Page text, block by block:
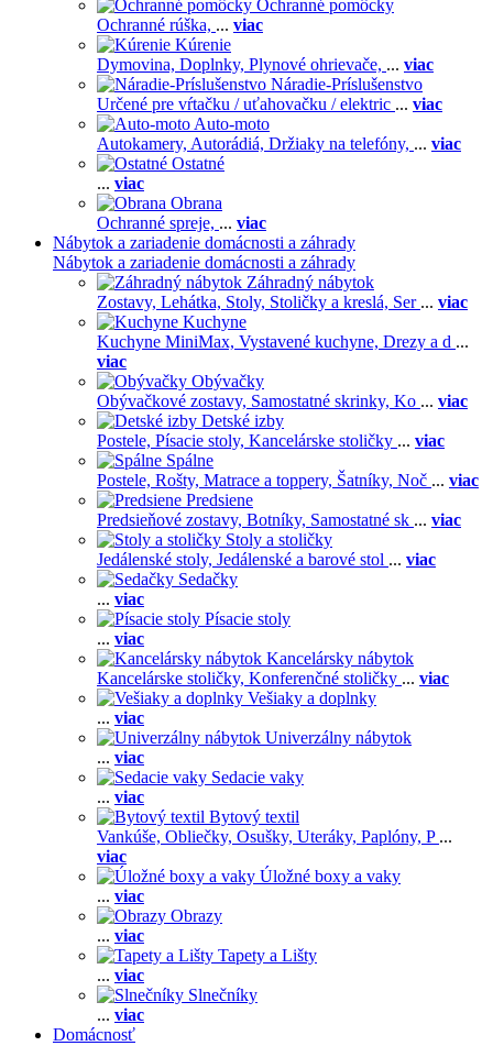
Ochranné pomôcky
Ochranné rúška, ... viac
Kúrenie
Dymovina, Doplnky, Plynové ohrievače, ... viac
Náradie-Príslušenstvo
Určené pre vŕtačku / uťahovačku / elektric ... viac
Auto-moto
Autokamery, Autorádiá, Držiaky na telefóny, ... viac
Ostatné
... viac
Obrana
Ochranné spreje, ... viac
Nábytok a zariadenie domácnosti a záhrady
Nábytok a zariadenie domácnosti a záhrady
Záhradný nábytok
Zostavy, Lehátka, Stoly, Stoličky a kreslá, Ser ... viac
Kuchyne
Kuchyne MiniMax, Vystavené kuchyne, Drezy a d ...
viac
Obývačky
Obývačkové zostavy, Samostatné skrinky, Ko ... viac
Detské izby
Postele, Písacie stoly, Kancelárske stoličky ... viac
Spálne
Postele, Rošty, Matrace a toppery, Šatníky, Noč ... viac
Predsiene
Predsieňové zostavy, Botníky, Samostatné sk ... viac
Stoly a stoličky
Jedálenské stoly, Jedálenské a barové stol ... viac
Sedačky
... viac
Písacie stoly
... viac
Kancelársky nábytok
Kancelárske stoličky, Konferenčné stoličky ... viac
Vešiaky a doplnky
... viac
Univerzálny nábytok
... viac
Sedacie vaky
... viac
Bytový textil
Vankúše, Obliečky, Osušky, Uteráky, Paplóny, P ...
viac
Úložné boxy a vaky
... viac
Obrazy
... viac
Tapety a Lišty
... viac
Slnečníky
... viac
Domácnosť